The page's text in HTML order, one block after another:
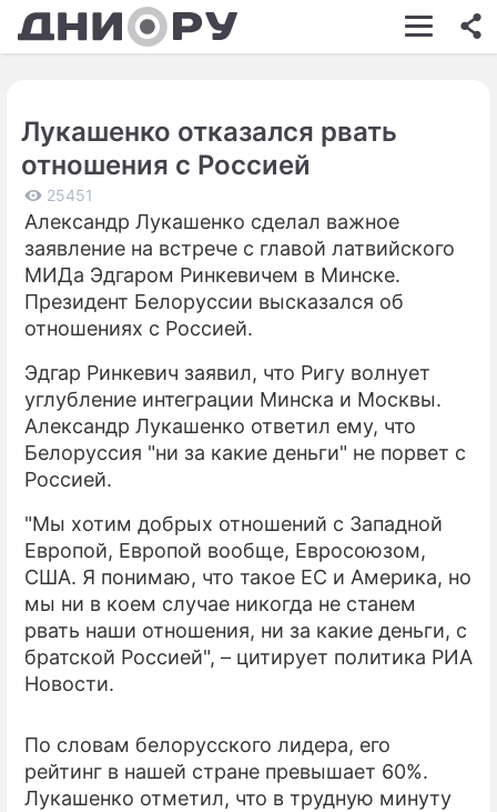
ШОУ-БИЗНЕС
КИНО
ЗДОРОВЬЕ
ЭКОНОМИКА
СОННИК
СТИЛЬ ЖИЗНИ
СЕРИАЛЫ
ПРЕСС-РЕЛИЗЫ
О ПРОЕКТЕ
Лукашенко отказался рвать
отношения с Россией
25451
Александр Лукашенко сделал важное
заявление на встрече с главой латвийского
МИДа Эдгаром Ринкевичем в Минске.
Президент Белоруссии высказался об
отношениях с Россией.
Эдгар Ринкевич заявил, что Ригу волнует
углубление интеграции Минска и Москвы.
Александр Лукашенко ответил ему, что
Белоруссия "ни за какие деньги" не порвет с
Россией.
"Мы хотим добрых отношений с Западной
Европой, Европой вообще, Евросоюзом,
США. Я понимаю, что такое ЕС и Америка, но
мы ни в коем случае никогда не станем
рвать наши отношения, ни за какие деньги, с
братской Россией", – цитирует политика РИА
Новости.
По словам белорусского лидера, его
рейтинг в нашей стране превышает 60%.
Лукашенко отметил, что в трудную минуту